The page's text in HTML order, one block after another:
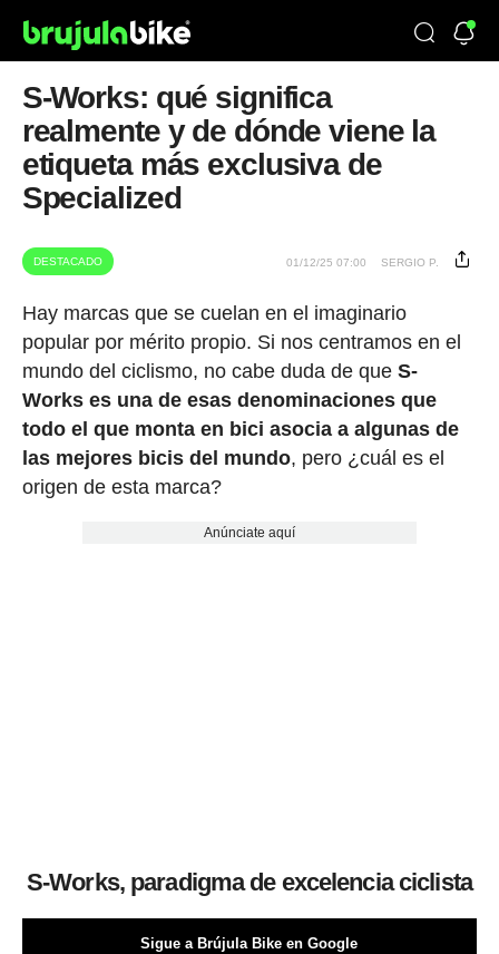
S-Works: qué significa
realmente y de dónde viene la
etiqueta más exclusiva de
Specialized
DESTACADO 01/12/25 07:00 SERGIO P.
Hay marcas que se cuelan en el imaginario
popular por mérito propio. Si nos centramos en el
mundo del ciclismo, no cabe duda de que S-
Works es una de esas denominaciones que
todo el que monta en bici asocia a algunas de
las mejores bicis del mundo, pero ¿cuál es el
origen de esta marca?
Anúnciate aquí
S-Works, paradigma de excelencia ciclista
Sigue a Brújula Bike en Google